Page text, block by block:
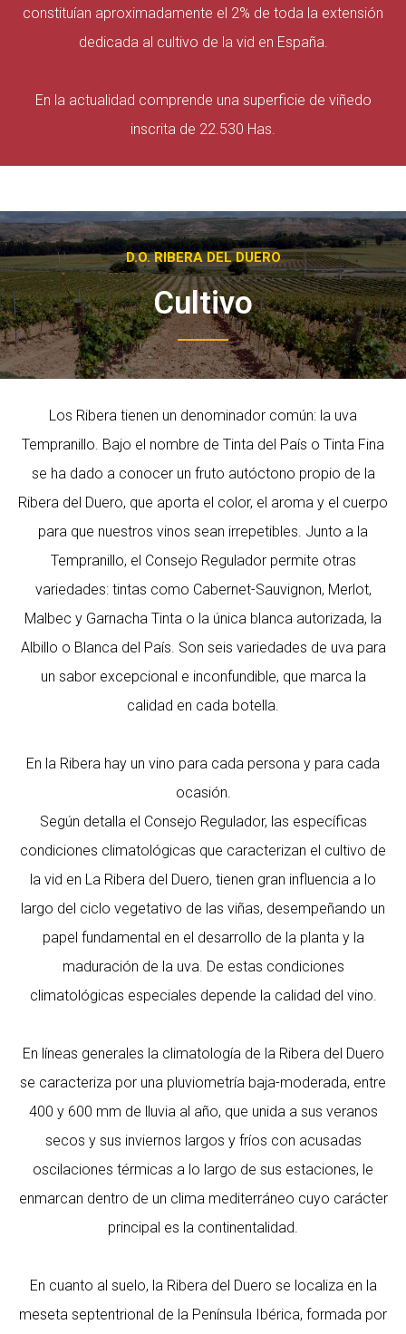
constituían aproximadamente el 2% de toda la extensión
dedicada al cultivo de la vid en España.
En la actualidad comprende una superficie de viñedo
inscrita de 22.530 Has.
Los Ribera tienen un denominador común: la uva
Tempranillo. Bajo el nombre de Tinta del País o Tinta Fina
se ha dado a conocer un fruto autóctono propio de la
Ribera del Duero, que aporta el color, el aroma y el cuerpo
para que nuestros vinos sean irrepetibles. Junto a la
Tempranillo, el Consejo Regulador permite otras
variedades: tintas como Cabernet-Sauvignon, Merlot,
Malbec y Garnacha Tinta o la única blanca autorizada, la
Albillo o Blanca del País. Son seis variedades de uva para
un sabor excepcional e inconfundible, que marca la
calidad en cada botella.
En la Ribera hay un vino para cada persona y para cada
ocasión.
Según detalla el Consejo Regulador, las específicas
condiciones climatológicas que caracterizan el cultivo de
la vid en La Ribera del Duero, tienen gran influencia a lo
largo del ciclo vegetativo de las viñas, desempeñando un
papel fundamental en el desarrollo de la planta y la
maduración de la uva. De estas condiciones
climatológicas especiales depende la calidad del vino.
En líneas generales la climatología de la Ribera del Duero
se caracteriza por una pluviometría baja-moderada, entre
400 y 600 mm de lluvia al año, que unida a sus veranos
secos y sus inviernos largos y fríos con acusadas
oscilaciones térmicas a lo largo de sus estaciones, le
enmarcan dentro de un clima mediterráneo cuyo carácter
principal es la continentalidad.
En cuanto al suelo, la Ribera del Duero se localiza en la
meseta septentrional de la Península Ibérica, formada por
D.O. RIBERA DEL DUERO
Cultivo